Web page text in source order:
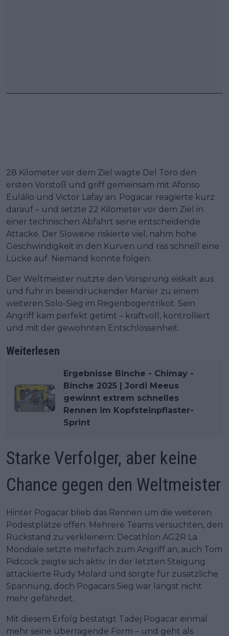
28 Kilometer vor dem Ziel wagte Del Toro den
ersten Vorstoß und griff gemeinsam mit Afonso
Eulálio und Victor Lafay an. Pogacar reagierte kurz
darauf – und setzte 22 Kilometer vor dem Ziel in
einer technischen Abfahrt seine entscheidende
Attacke. Der Slowene riskierte viel, nahm hohe
Geschwindigkeit in den Kurven und riss schnell eine
Lücke auf. Niemand konnte folgen.
Der Weltmeister nutzte den Vorsprung eiskalt aus
und fuhr in beeindruckender Manier zu einem
weiteren Solo-Sieg im Regenbogentrikot. Sein
Angriff kam perfekt getimt – kraftvoll, kontrolliert
und mit der gewohnten Entschlossenheit.
Weiterlesen
Ergebnisse Binche - Chimay -
Binche 2025 | Jordi Meeus
gewinnt extrem schnelles
Rennen im Kopfsteinpflaster-
Sprint
Starke Verfolger, aber keine
Chance gegen den Weltmeister
Hinter Pogacar blieb das Rennen um die weiteren
Podestplätze offen. Mehrere Teams versuchten, den
Rückstand zu verkleinern: Decathlon AG2R La
Mondiale setzte mehrfach zum Angriff an, auch Tom
Pidcock zeigte sich aktiv. In der letzten Steigung
attackierte Rudy Molard und sorgte für zusätzliche
Spannung, doch Pogacars Sieg war längst nicht
mehr gefährdet.
Mit diesem Erfolg bestätigt Tadej Pogacar einmal
mehr seine überragende Form – und geht als